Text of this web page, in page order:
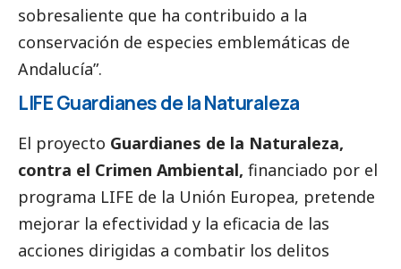
sobresaliente que ha contribuido a la
conservación de especies emblemáticas de
Andalucía”.
LIFE Guardianes de la Naturaleza
El proyecto Guardianes de la Naturaleza,
contra el Crimen Ambiental, financiado por el
programa LIFE de la Unión Europea, pretende
mejorar la efectividad y la eficacia de las
acciones dirigidas a combatir los delitos